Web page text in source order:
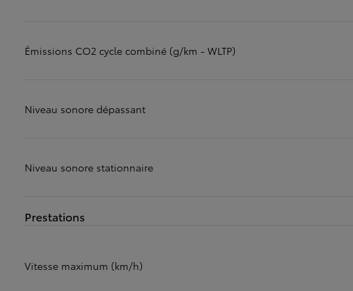
Émissions CO2 cycle combiné (g/km - WLTP)
Niveau sonore dépassant
Niveau sonore stationnaire
Prestations
Vitesse maximum (km/h)